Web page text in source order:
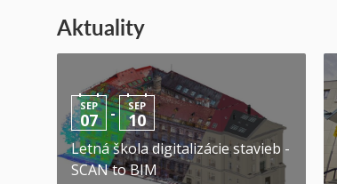
Aktuality
SEP
07 - SEP
10
Letná škola digitalizácie stavieb -
SCAN to BIM